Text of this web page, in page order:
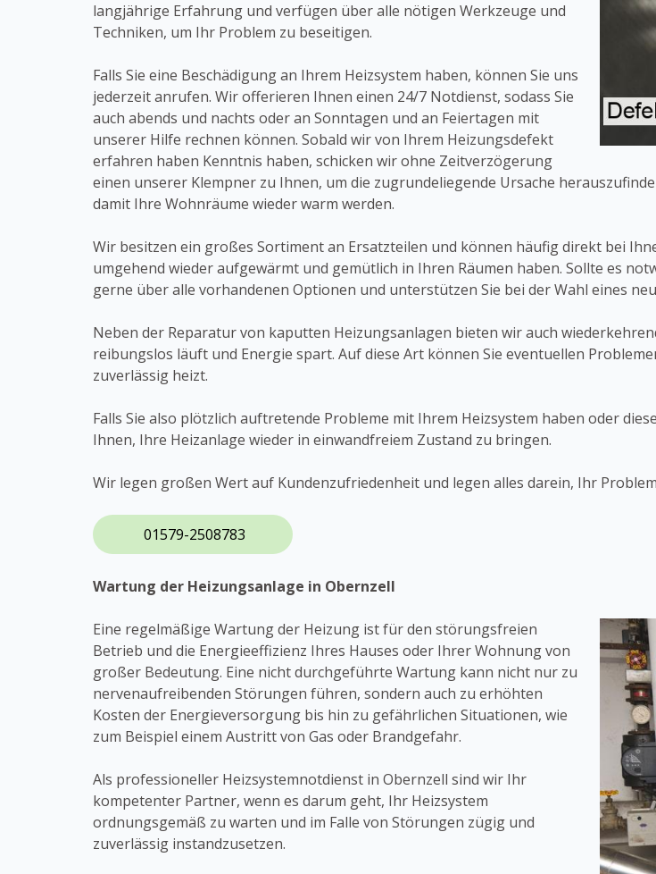
langjährige Erfahrung und verfügen über alle nötigen Werkzeuge und
Techniken, um Ihr Problem zu beseitigen.
Falls Sie eine Beschädigung an Ihrem Heizsystem haben, können Sie uns
jederzeit anrufen. Wir offerieren Ihnen einen 24/7 Notdienst, sodass Sie
auch abends und nachts oder an Sonntagen und an Feiertagen mit
unserer Hilfe rechnen können. Sobald wir von Ihrem Heizungsdefekt
erfahren haben Kenntnis haben, schicken wir ohne Zeitverzögerung
einen unserer Klempner zu Ihnen, um die zugrundeliegende Ursache
damit Ihre Wohnräume wieder warm werden.
Wir besitzen ein großes Sortiment an Ersatzteilen und können häufig direkt bei
umgehend wieder aufgewärmt und gemütlich in Ihren Räumen haben. Sollte es
gerne über alle vorhandenen Optionen und unterstützen Sie bei der Wahl eines
Neben der Reparatur von kaputten Heizungsanlagen bieten wir auch
reibungslos läuft und Energie spart. Auf diese Art können Sie eventuellen
zuverlässig heizt.
Falls Sie also plötzlich auftretende Probleme mit Ihrem Heizsystem haben oder
Ihnen, Ihre Heizanlage wieder in einwandfreiem Zustand zu bringen.
Wir legen großen Wert auf Kundenzufriedenheit und legen alles darein, Ihr
01579-2508783
Wartung der Heizungsanlage in Obernzell
Eine regelmäßige Wartung der Heizung ist für den störungsfreien
Betrieb und die Energieeffizienz Ihres Hauses oder Ihrer Wohnung von
großer Bedeutung. Eine nicht durchgeführte Wartung kann nicht nur zu
nervenaufreibenden Störungen führen, sondern auch zu erhöhten
Kosten der Energieversorgung bis hin zu gefährlichen Situationen, wie
zum Beispiel einem Austritt von Gas oder Brandgefahr.
Als professioneller Heizsystemnotdienst in Obernzell sind wir Ihr
kompetenter Partner, wenn es darum geht, Ihr Heizsystem
ordnungsgemäß zu warten und im Falle von Störungen zügig und
zuverlässig instandzusetzen.